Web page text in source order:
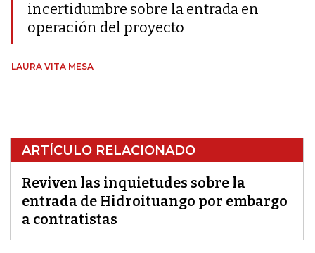
incertidumbre sobre la entrada en
operación del proyecto
LAURA VITA MESA
ARTÍCULO RELACIONADO
Reviven las inquietudes sobre la
entrada de Hidroituango por embargo
a contratistas